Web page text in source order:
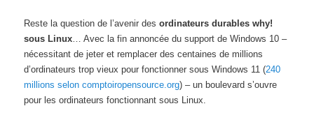
Reste la question de l’avenir desordinateurs durables why!
sous Linux … Avec la fin annoncée du support de Windows 10 –
nécessitant de jeter et remplacer des centaines de millions
d’ordinateurs trop vieux pour fonctionner sous Windows 11 (240
millions selon comptoiropensource.org) – un boulevard s’ouvre
pour les ordinateurs fonctionnant sous Linux.